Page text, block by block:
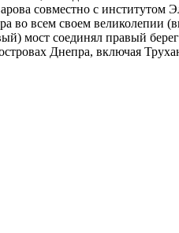
совместно с
во всем своем великолепии
мост соединял правый
Днепра, включая